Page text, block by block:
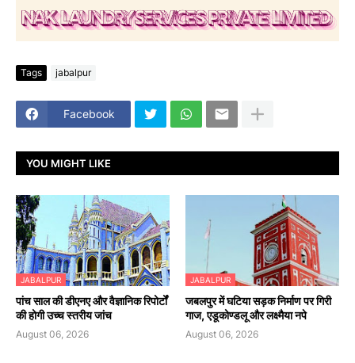
Tags jabalpur
Facebook
YOU MIGHT LIKE
JABALPUR
पांच साल की डीएनए और वैज्ञानिक रिपोर्टों
की होगी उच्च स्तरीय जांच
August 06, 2026
JABALPUR
जबलपुर में घटिया सड़क निर्माण पर गिरी
गाज, एडूकोण्डलू और लक्ष्मैया नपे
August 06, 2026